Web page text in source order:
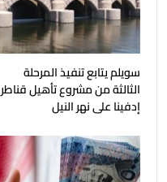
سويلم يتابع تنفيذ المرحلة
الثالثة من مشروع تأهيل قناطر
إدفينا على نهر النيل